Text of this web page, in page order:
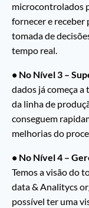
microcontrolados
fornecer e
tomada de
tempo real.
• No Nível 3 –
dados já começa
da linha de
conseguem
melhorias do
• No Nível 4 –
Temos a visão do
data & Analitycs
possível ter uma